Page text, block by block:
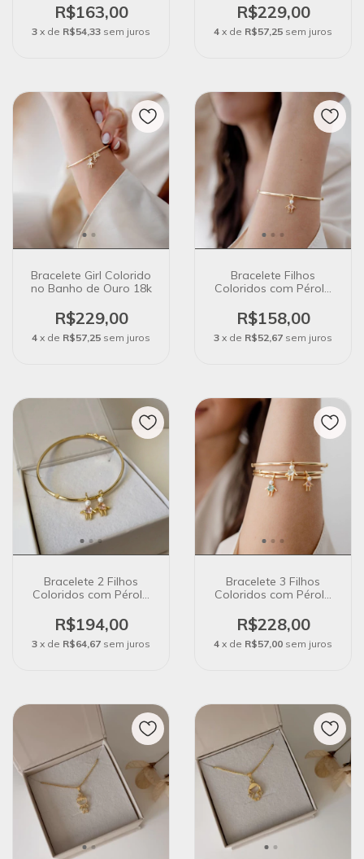
Ouro 18k
R$163,00
3 x de R$54,33 sem juros
R$229,00
4 x de R$57,25 sem juros
Bracelete Girl Colorido
no Banho de Ouro 18k
R$229,00
4 x de R$57,25 sem juros
Bracelete Filhos
Coloridos com Pérola
R$158,00
3 x de R$52,67 sem juros
Bracelete 2 Filhos
Coloridos com Pérola
R$194,00
3 x de R$64,67 sem juros
Bracelete 3 Filhos
Coloridos com Pérola
R$228,00
4 x de R$57,00 sem juros